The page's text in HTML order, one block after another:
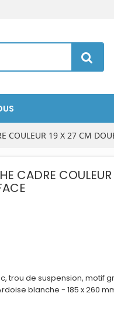
COULEUR 19 X 27 CM
CADRE COULEUR
trou de suspension, motif gr
blanche - 185 x 260